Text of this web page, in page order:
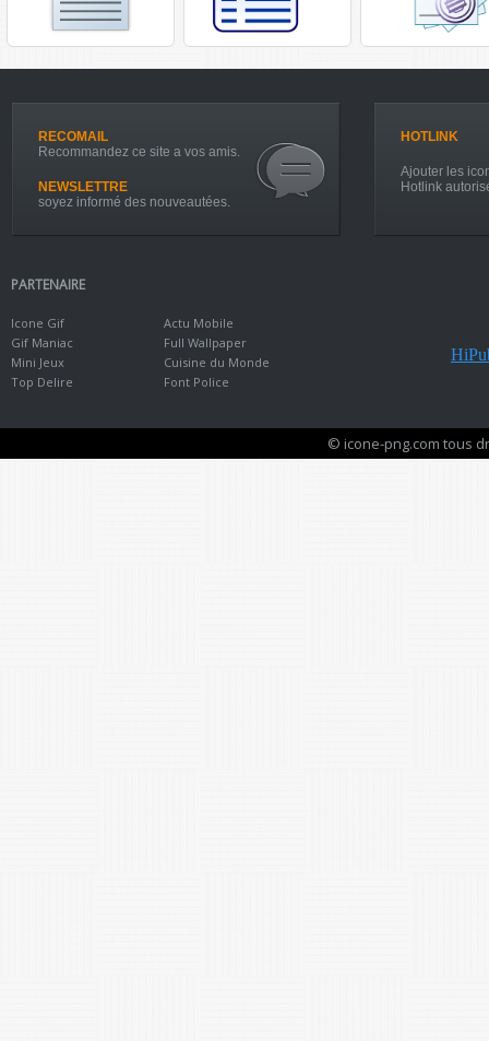
RECOMAIL
Recommandez ce site a vos amis.
NEWSLETTRE
soyez informé des nouveautées.
HOTLINK
Ajouter les
Hotlink
PARTENAIRE
Icone Gif
Gif Maniac
Mini Jeux
Top Delire
Actu Mobile
Full Wallpaper
Cuisine du Monde
Font Police
© icone-png.com tous